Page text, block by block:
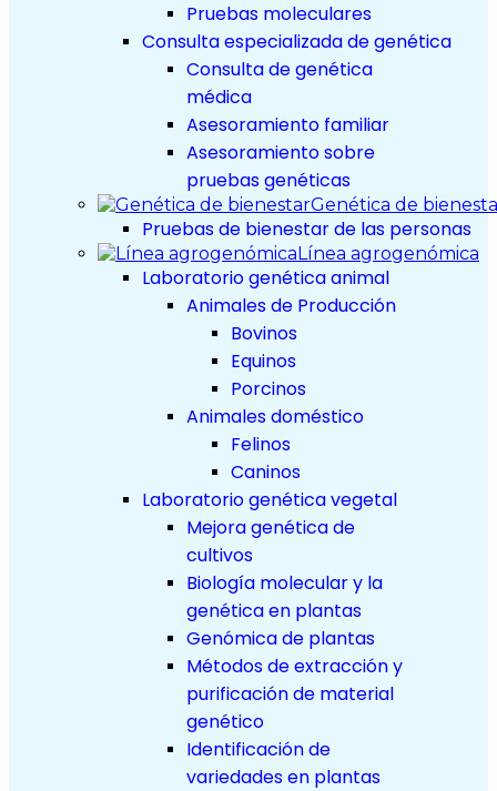
Pruebas moleculares
Consulta especializada de genética
Consulta de genética
médica
Asesoramiento familiar
Asesoramiento sobre
pruebas genéticas
Genética de
Pruebas de bienestar de las personas
Línea agrogenómica
Laboratorio genética animal
Animales de Producción
Bovinos
Equinos
Porcinos
Animales doméstico
Felinos
Caninos
Laboratorio genética vegetal
Mejora genética de
cultivos
Biología molecular y la
genética en plantas
Genómica de plantas
Métodos de extracción y
purificación de material
genético
Identificación de
variedades en plantas